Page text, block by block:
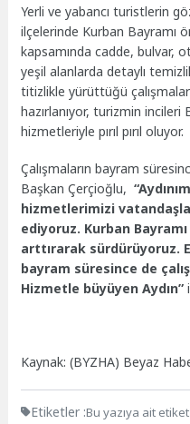
Yerli ve yabancı turistlerin
ilçelerinde Kurban Bayramı
kapsamında cadde, bulvar,
yeşil alanlarda detaylı
titizlikle yürüttüğü
hazırlanıyor, turizmin incileri
hizmetleriyle pırıl pırıl oluyor.
Çalışmaların bayram
Başkan Çerçioğlu,
hizmetlerimizi
ediyoruz. Kurban Bayramı
arttırarak sürdürüyoruz.
bayram süresince de
Hizmetle büyüyen Aydın”
Kaynak: (BYZHA) Beyaz
Etiketler :Bu yazıya ait